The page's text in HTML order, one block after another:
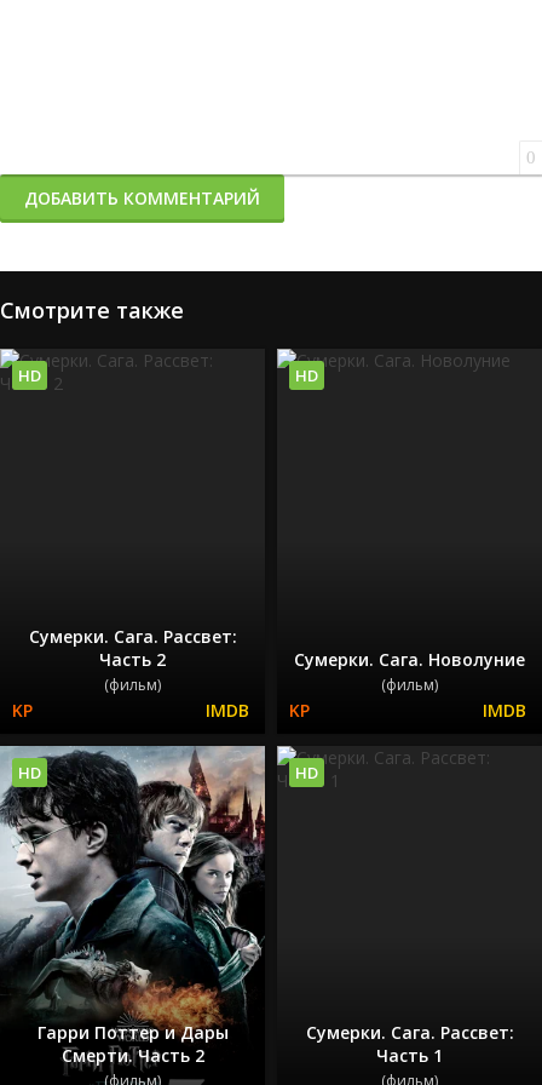
0
ДОБАВИТЬ КОММЕНТАРИЙ
Смотрите также
Сумерки. Сага. Рассвет:
Часть 2
(фильм)
HD
Сумерки. Сага. Новолуние
(фильм)
HD
Гарри Поттер и Дары
Смерти. Часть 2
(фильм)
HD
Сумерки. Сага. Рассвет:
Часть 1
(фильм)
HD